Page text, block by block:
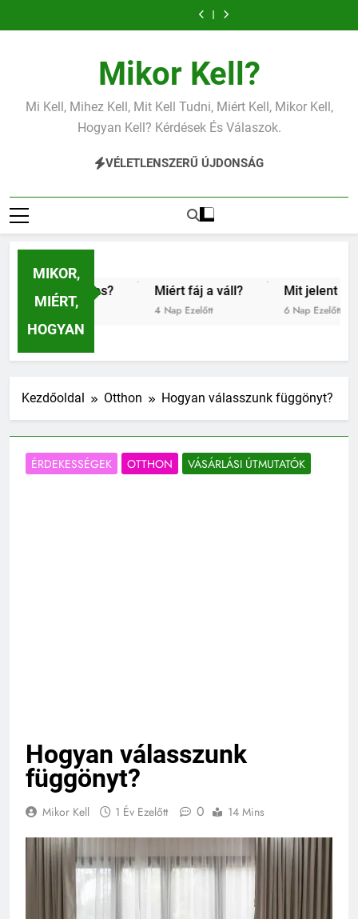
a
vérnyomás?
vérnyomás?
vas?
Mikor Kell?
Mi Kell, Mihez Kell, Mit Kell Tudni, Miért Kell, Mikor Kell,
Hogyan Kell? Kérdések És Válaszok.
VÉLETLENSZERŰ ÚJDONSÁG
MIKOR,
MIÉRT,
HOGYAN
vas? Miért fáj a váll?
4 Nap Ezelőtt
Mit jelent az
6 Nap Ezelőtt
Kezdőoldal Otthon Hogyan válasszunk függönyt?
ÉRDEKESSÉGEK OTTHON VÁSÁRLÁSI ÚTMUTATÓK
Hogyan válasszunk
függönyt?
Mikor Kell 1 Év Ezelőtt 0 14 Mins